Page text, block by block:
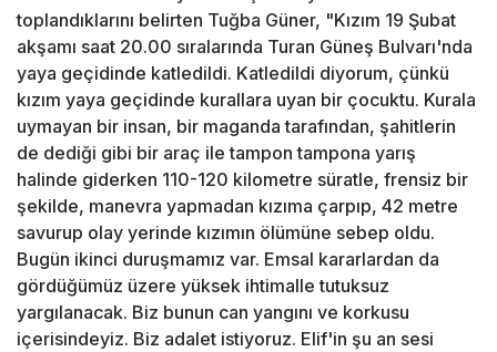
toplandıklarını belirten Tuğba Güner, "Kızım 19 Şubat
akşamı saat 20.00 sıralarında Turan Güneş Bulvarı'nda
yaya geçidinde katledildi. Katledildi diyorum, çünkü
kızım yaya geçidinde kurallara uyan bir çocuktu. Kurala
uymayan bir insan, bir maganda tarafından, şahitlerin
de dediği gibi bir araç ile tampon tampona yarış
halinde giderken 110-120 kilometre süratle, frensiz bir
şekilde, manevra yapmadan kızıma çarpıp, 42 metre
savurup olay yerinde kızımın ölümüne sebep oldu.
Bugün ikinci duruşmamız var. Emsal kararlardan da
gördüğümüz üzere yüksek ihtimalle tutuksuz
yargılanacak. Biz bunun can yangını ve korkusu
içerisindeyiz. Biz adalet istiyoruz. Elif'in şu an sesi